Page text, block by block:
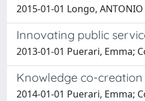
2015-01-01 Longo, ANTONIO
Innovating public
2013-01-01 Puerari, Emma;
Knowledge co-
2014-01-01 Puerari, Emma;